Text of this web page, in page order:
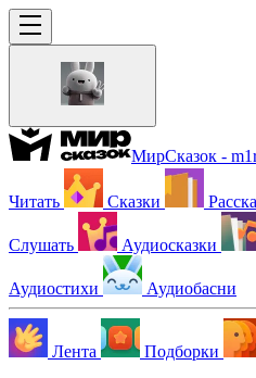
МирСказок -
Читать Сказки
Слушать Аудиосказки
Аудиостихи Аудиобасни
Лента Подборки